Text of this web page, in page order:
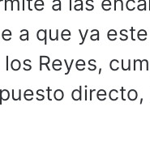
a que ya
Reyes,